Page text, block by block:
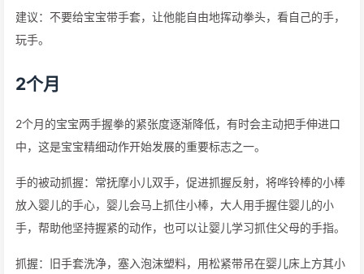
建议：不要给宝宝带手套，让他能自由地挥动拳头，看自己的手，
玩手。
2个月
2个月的宝宝两手握拳的紧张度逐渐降低，有时会主动把手伸进口
中，这是宝宝精细动作开始发展的重要标志之一。
手的被动抓握：常抚摩小儿双手，促进抓握反射，将哗铃棒的小棒
放入婴儿的手心，婴儿会马上抓住小棒，大人用手握住婴儿的小
手，帮助他坚持握紧的动作，也可以让婴儿学习抓住父母的手指。
抓握：旧手套洗净，塞入泡沫塑料，用松紧带吊在婴儿床上方其小